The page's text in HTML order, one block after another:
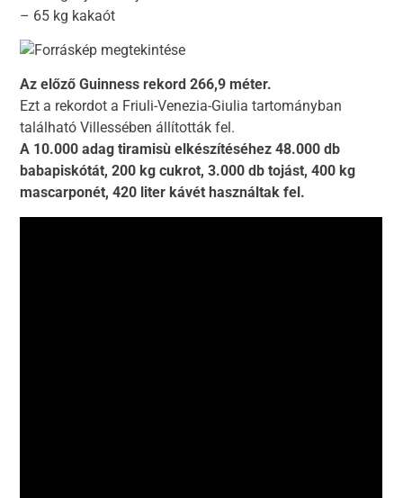
– 65 kg kakaót
Az előző Guinness rekord 266,9 méter.
Ezt a rekordot a Friuli-Venezia-Giulia tartományban
található Villessében állították fel.
A 10.000 adag tiramisù elkészítéséhez 48.000 db
babapiskótát, 200 kg cukrot, 3.000 db tojást, 400 kg
mascarponét, 420 liter kávét használtak fel.